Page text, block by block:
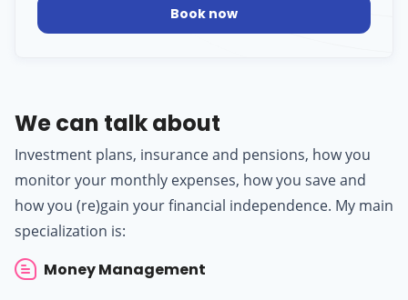
Book now
We can talk about
Investment plans, insurance and pensions, how you
monitor your monthly expenses, how you save and
how you (re)gain your financial independence. My main
specialization is:
Money Management